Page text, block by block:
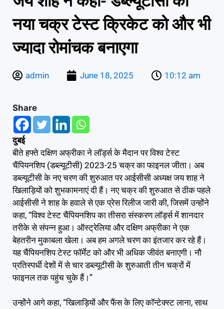
नया चक्र टेस्ट क्रिकेट को और भी
ज्यादा रोमांचक बनाएगा
admin June 18, 2025 10:12 am
Share
दुबई
बीते हफ्ते दक्षिण अफ्रीका ने लॉर्ड्स के मैदान पर विश्व टेस्ट
चैंपियनशिप (डब्ल्यूटीसी) 2023-25 चक्र का फाइनल जीता। अब
डब्ल्यूटीसी के नए चरण की शुरुआत पर आईसीसी अध्यक्ष जय शाह ने
खिलाड़ियों को शुभकामनाएं दी हैं। नए चक्र की शुरुआत से ठीक पहले
आईसीसी ने शाह के हवाले से एक प्रेस रिलीज जारी की, जिसमें उन्होंने
कहा, “विश्व टेस्ट चैंपियनशिप का तीसरा संस्करण लॉर्ड्स में शानदार
तरीके से संपन्न हुआ। ऑस्ट्रेलिया और दक्षिण अफ्रीका ने एक
बेहतरीन मुकाबला खेला। अब हम अगले चरण का इंतजार कर रहे हैं।
यह चैंपियनशिप टेस्ट फॉर्मेट को और भी अधिक जीवंत बनाएगी। नौ
प्रतिस्पर्धी देशों में से चार डब्ल्यूटीसी के शुरुआती तीन चक्रों में
फाइनल तक पहुंच चुके हैं।”
उन्होंने आगे कहा, “खिलाड़ियों और फैंस के लिए कॉन्टेक्स्ट लाना, साथ